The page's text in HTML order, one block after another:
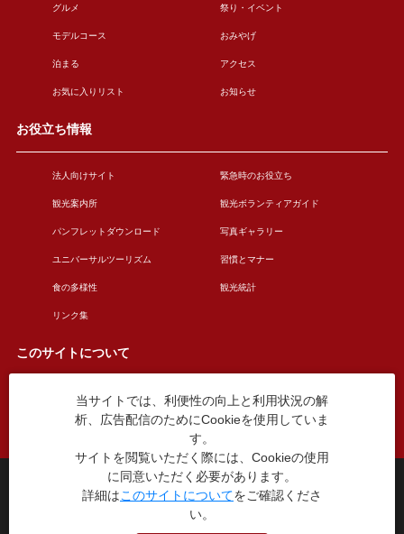
グルメ 祭り・イベント
モデルコース おみやげ
泊まる アクセス
お気に入りリスト お知らせ
お役立ち情報
法人向けサイト 緊急時のお役立ち
観光案内所 観光ボランティアガイド
パンフレットダウンロード 写真ギャラリー
ユニバーサルツーリズム 習慣とマナー
食の多様性 観光統計
リンク集
このサイトについて
このサイトについて 広告掲載について
お問い合わせ
台東区役所観光課
〒110-8615 東京都台東区東上野4丁目5番6号
TEL：03-5246-1151
当サイトでは、利便性の向上と利用状況の解
析、広告配信のためにCookieを使用していま
す。
サイトを閲覧いただく際には、Cookieの使用
に同意いただく必要があります。
詳細はこのサイトについてをご確認くださ
い。